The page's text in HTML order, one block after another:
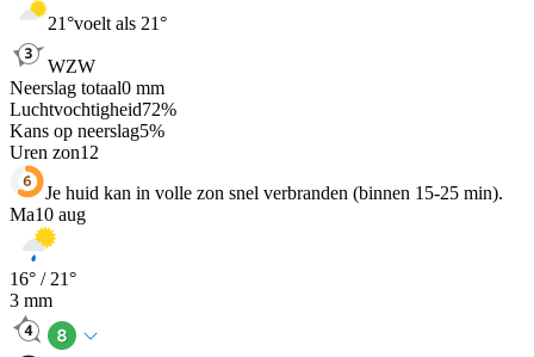
21°voelt als 21°
WZW
Neerslag totaal0 mm
Luchtvochtigheid72%
Kans op neerslag5%
Uren zon12
Je huid kan in volle zon snel verbranden (binnen 15-25 min).
Ma10 aug
16° / 21°
3 mm